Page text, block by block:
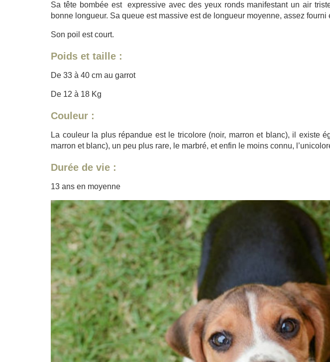
Sa tête bombée est expressive avec des yeux ronds manifestant un air
bonne longueur. Sa queue est massive est de longueur moyenne, assez fourni
Son poil est court.
Poids et taille :
De 33 à 40 cm au garrot
De 12 à 18 Kg
Couleur :
La couleur la plus répandue est le tricolore (noir, marron et blanc), il existe
marron et blanc), un peu plus rare, le marbré, et enfin le moins connu,
Durée de vie :
13 ans en moyenne